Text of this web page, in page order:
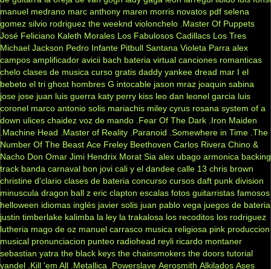
manuel medrano marc anthony maren morris novatos pdf selena
gomez silvio rodriguez the weeknd violonchelo .Master Of Puppets
José Feliciano Kaleth Morales Los Fabulosos Cadillacs Los Tres
Michael Jackson Pedro Infante Pitbull Santana Violeta Parra alex
campos amplificador avicii bach bateria virtual canciones romanticas
chelo clases de musica curso gratis daddy yankee dread mar I el
bebeto el tri ghost hombres G intocable jason mraz joaquin sabina
jose jose juan luis guerra katy perry kiss leo dan leonel garcia luis
coronel marco antonio solis mariachis miley cyrus rosana system of a
down ulices chaidez voz de mando .Fear Of The Dark .Iron Maiden
.Machine Head
.Master of Reality .Paranoid .Somewhere in Time .The
Number Of The Beast Ace Freley Beethoven Carlos Rivera Chino &
Nacho Don Omar Jimi Hendrix Morat Sia alex ubago armonica backing
track banda carnaval bon jovi cali y el dandee calle 13 chris brown
christine d'clario clases de bateria concurso cursos daft punk division
minuscula dragon ball z eric clapton escalas fotos guitarristas famosos
helloween idiomas inglés javier solis juan pablo vega juegos de bateria
justin timberlake kalimba la ley la trakalosa los recoditos los rodriguez
lutheria mago de oz manuel carrasco musica religiosa pink produccion
musical pronunciacion punteo radiohead reyli ricardo montaner
sebastian yatra the black keys the chainsmokers the doors tutorial
yandel .Kill 'em All .Metallica .Powerslave Aerosmith Alkilados Ases